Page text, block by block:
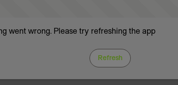
went wrong. Please try refreshing the app
Refresh